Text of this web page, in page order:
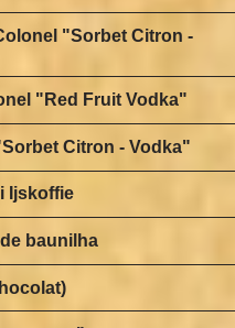
"Sorbet Citron -
"Red Fruit Vodka"
Citron - Vodka"
Ijskoffie
baunilha